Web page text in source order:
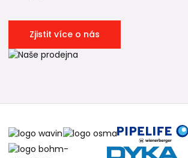
Zjistit více o nás